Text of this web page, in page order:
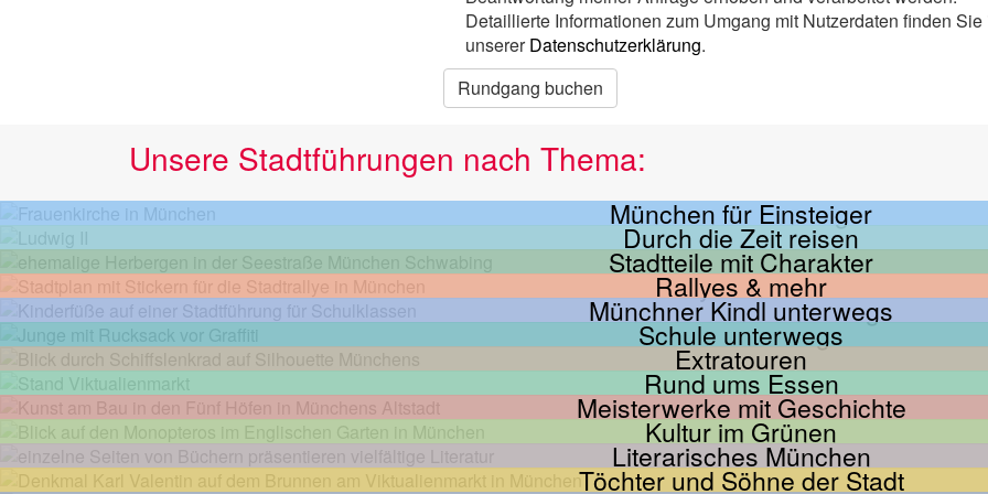
Detaillierte Informationen zum Umgang mit Nutzerdaten finden Sie
unsererDatenschutzerklärung.
Rundgang buchen
Unsere Stadtführungen nach Thema:
München für Einsteiger
Durch die Zeit reisen
Stadtteile mit Charakter
Rallyes & mehr
Münchner Kindl unterwegs
Schule unterwegs
Extratouren
Rund ums Essen
Meisterwerke mit Geschichte
Kultur im Grünen
Literarisches München
Töchter und Söhne der Stadt